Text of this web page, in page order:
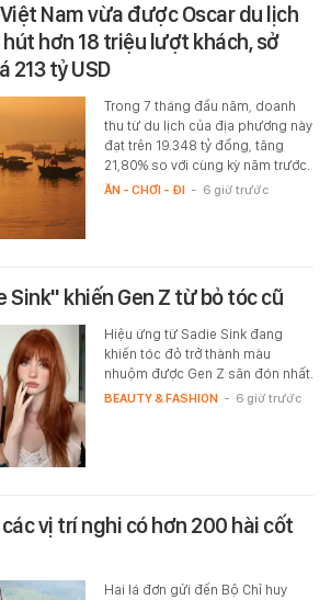
Nam vừa được Oscar du lịch
hơn 18 triệu lượt khách, sở
213 tỷ USD
Trong 7 tháng đầu năm, doanh
thu từ du lịch của địa phương này
đạt trên 19.348 tỷ đồng, tăng
21,80% so với cùng kỳ năm trước.
ĂN - CHƠI - ĐI - 6 giờ trước
Sink" khiến Gen Z từ bỏ tóc cũ
Hiệu ứng từ Sadie Sink đang
khiến tóc đỏ trở thành màu
nhuộm được Gen Z săn đón nhất.
BEAUTY & FASHION - 6 giờ trước
vị trí nghi có hơn 200 hài cốt
Hai lá đơn gửi đến Bộ Chỉ huy